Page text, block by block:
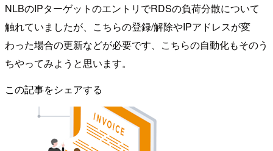
NLBのIPターゲットのエントリでRDSの負荷分散について
触れていましたが、こちらの登録/解除やIPアドレスが変
わった場合の更新などが必要です、こちらの自動化もそのう
ちやってみようと思います。
この記事をシェアする